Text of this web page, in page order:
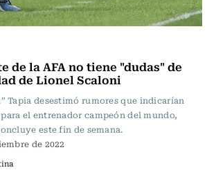
de la AFA no tiene "dudas" de
de Lionel Scaloni
Tapia desestimó rumores que indicarían
el entrenador campeón del mundo,
este fin de semana.
de 2022